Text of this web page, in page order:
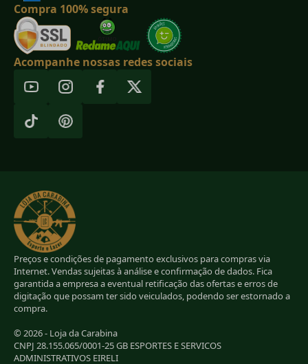
Compra 100% segura
Acompanhe nossas redes sociais
Preços e condições de pagamento exclusivos para compras via
Internet. Vendas sujeitas à análise e confirmação de dados. Fica
garantida a empresa a eventual retificação das ofertas e erros de
digitação que possam ter sido veiculados, podendo ser estornado a
compra.
© 2026 - Loja da Carabina
CNPJ 28.155.065/0001-25 GB ESPORTES E SERVICOS
ADMINISTRATIVOS EIRELI